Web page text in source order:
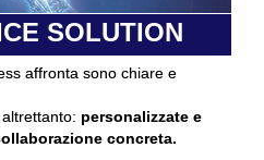
SOLUTION
affronta sono chiare e
personalizzate e
concreta.